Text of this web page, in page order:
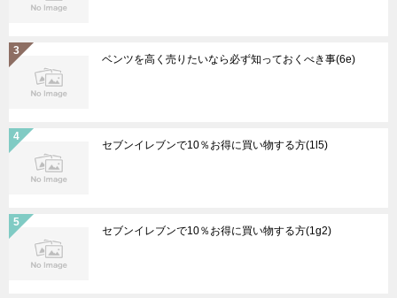
ベンツを高く売りたいなら必ず知っておくべき事(6e)
セブンイレブンで10％お得に買い物する方(1l5)
セブンイレブンで10％お得に買い物する方(1g2)